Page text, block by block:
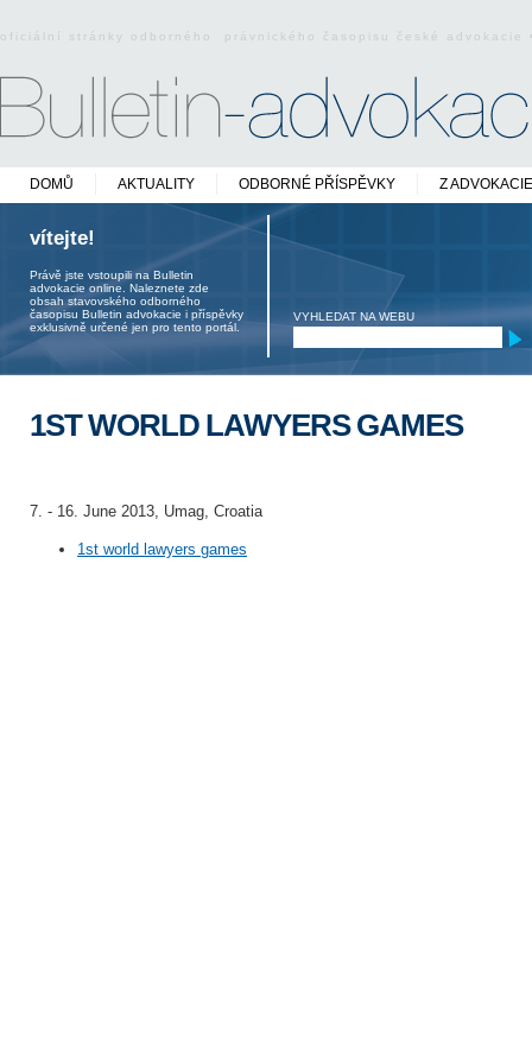
oficiální stránky odborného právnického časopisu české
DOMŮ AKTUALITY ODBORNÉ PŘÍSPĚVKY Z ADVOKACIE
vítejte!
Právě jste vstoupili na Bulletin
advokacie online. Naleznete zde
obsah stavovského odborného
časopisu Bulletin advokacie i příspěvky
exklusivně určené jen pro tento portál.
VYHLEDAT NA WEBU
1ST WORLD LAWYERS GAMES
7. - 16. June 2013, Umag, Croatia
1st world lawyers games